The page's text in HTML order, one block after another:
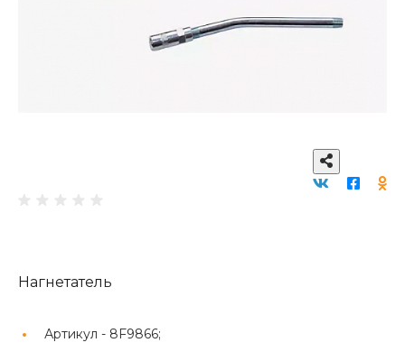
Нагнетатель
Артикул - 8F9866;